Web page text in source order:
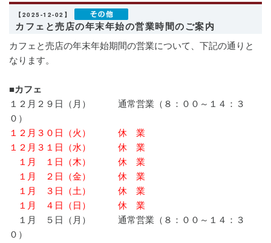
【2025-12-02】
カフェと売店の年末年始の営業時間のご案内
カフェと売店の年末年始期間の営業について、下記の通りと
なります。
■カフェ
１２月２９日（月） 通常営業（８：００～１４：３
０）
１２月３０日（火） 休 業
１２月３１日（水） 休 業
１月 １日（木） 休 業
１月 ２日（金） 休 業
１月 ３日（土） 休 業
１月 ４日（日） 休 業
１月 ５日（月） 通常営業（８：００～１４：３
０）